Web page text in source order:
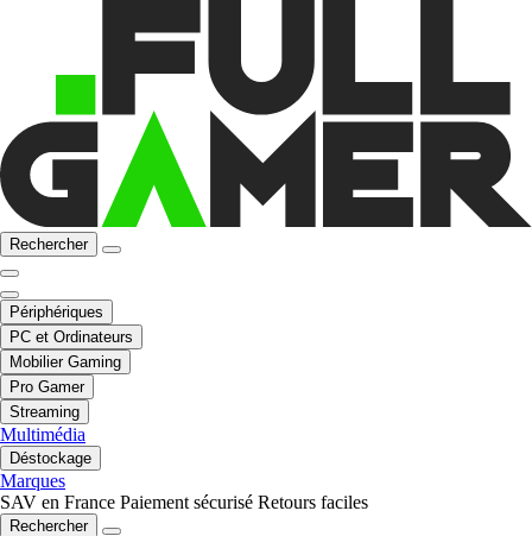
Rechercher
Périphériques
PC et Ordinateurs
Mobilier Gaming
Pro Gamer
Streaming
Multimédia
Déstockage
Marques
SAV en France Paiement sécurisé Retours faciles
Rechercher